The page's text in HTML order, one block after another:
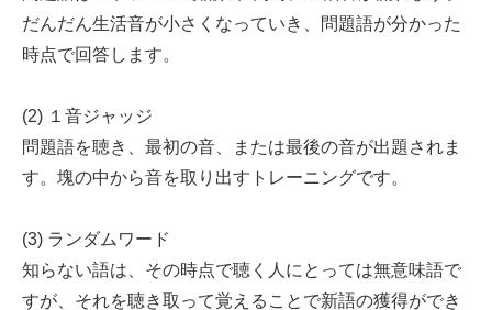
だんだん生活音が小さくなっていき、問題語が分かった
時点で回答します。
(2) １音ジャッジ
問題語を聴き、最初の音、または最後の音が出題されま
す。塊の中から音を取り出すトレーニングです。
(3) ランダムワード
知らない語は、その時点で聴く人にとっては無意味語で
すが、それを聴き取って覚えることで新語の獲得ができ